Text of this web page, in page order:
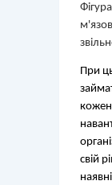
При
свій